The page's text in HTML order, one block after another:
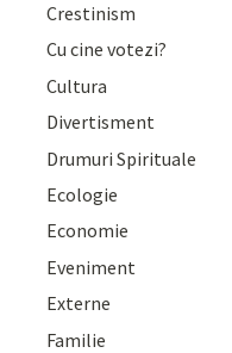
Crestinism
Cu cine votezi?
Cultura
Divertisment
Drumuri Spirituale
Ecologie
Economie
Eveniment
Externe
Familie